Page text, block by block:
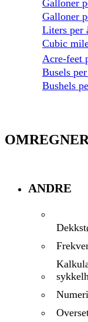
Galloner
Galloner
Liters per
Cubic
Acre-feet
Busels
Bushels
ANDRE